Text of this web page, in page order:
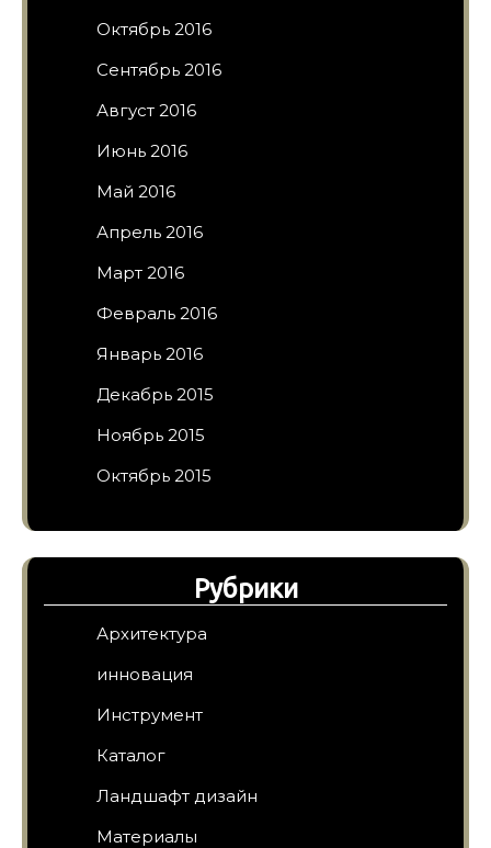
Октябрь 2016
Сентябрь 2016
Август 2016
Июнь 2016
Май 2016
Апрель 2016
Март 2016
Февраль 2016
Январь 2016
Декабрь 2015
Ноябрь 2015
Октябрь 2015
Рубрики
Архитектура
инновация
Инструмент
Каталог
Ландшафт дизайн
Материалы